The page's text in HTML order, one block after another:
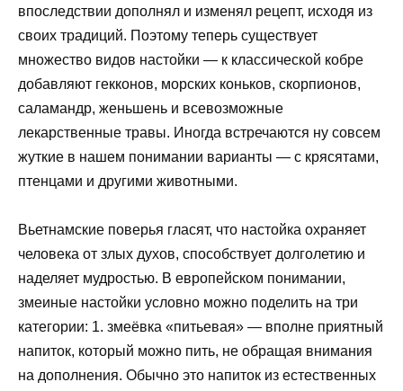
впоследствии дополнял и изменял рецепт, исходя из
своих традиций. Поэтому теперь существует
множество видов настойки — к классической кобре
добавляют гекконов, морских коньков, скорпионов,
саламандр, женьшень и всевозможные
лекарственные травы. Иногда встречаются ну совсем
жуткие в нашем понимании варианты — с крясятами,
птенцами и другими животными.
Вьетнамские поверья гласят, что настойка охраняет
человека от злых духов, способствует долголетию и
наделяет мудростью. В европейском понимании,
змеиные настойки условно можно поделить на три
категории: 1. змеёвка «питьевая» — вполне приятный
напиток, который можно пить, не обращая внимания
на дополнения. Обычно это напиток из естественных